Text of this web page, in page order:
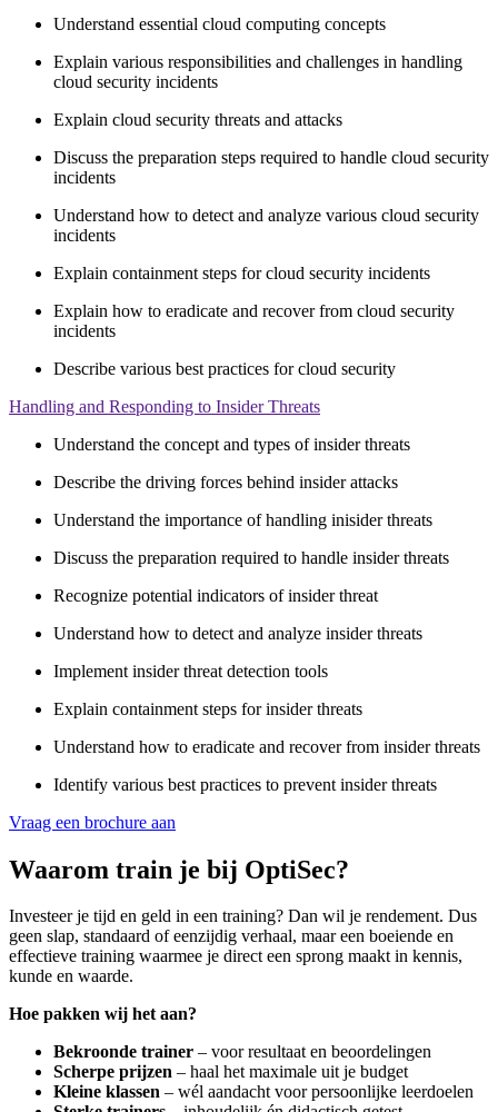
Understand essential cloud computing concepts
Explain various responsibilities and challenges in handling
cloud security incidents
Explain cloud security threats and attacks
Discuss the preparation steps required to handle cloud security
incidents
Understand how to detect and analyze various cloud security
incidents
Explain containment steps for cloud security incidents
Explain how to eradicate and recover from cloud security
incidents
Describe various best practices for cloud security
Handling and Responding to Insider Threats
Understand the concept and types of insider threats
Describe the driving forces behind insider attacks
Understand the importance of handling inisider threats
Discuss the preparation required to handle insider threats
Recognize potential indicators of insider threat
Understand how to detect and analyze insider threats
Implement insider threat detection tools
Explain containment steps for insider threats
Understand how to eradicate and recover from insider threats
Identify various best practices to prevent insider threats
Vraag een brochure aan
Waarom train je bij OptiSec?
Investeer je tijd en geld in een training? Dan wil je rendement. Dus
geen slap, standaard of eenzijdig verhaal, maar een boeiende en
effectieve training waarmee je direct een sprong maakt in kennis,
kunde en waarde.
Hoe pakken wij het aan?
Bekroonde trainer – voor resultaat en beoordelingen
Scherpe prijzen – haal het maximale uit je budget
Kleine klassen – wél aandacht voor persoonlijke leerdoelen